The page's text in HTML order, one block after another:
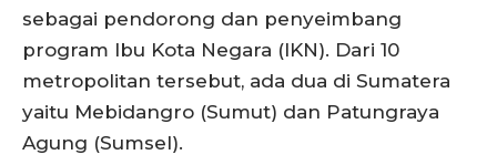
sebagai pendorong dan penyeimbang
program Ibu Kota Negara (IKN). Dari 10
metropolitan tersebut, ada dua di Sumatera
yaitu Mebidangro (Sumut) dan Patungraya
Agung (Sumsel).